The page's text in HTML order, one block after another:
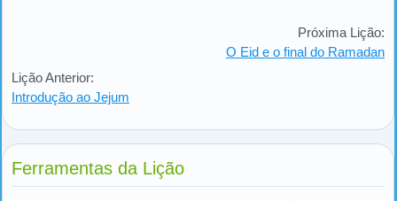
Lição Anterior:
Introdução ao Jejum
Próxima Lição:
O Eid e o final do Ramadan
Ferramentas da Lição